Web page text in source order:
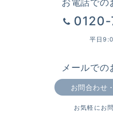
平日
メールで
お問合わせ
お気軽にお